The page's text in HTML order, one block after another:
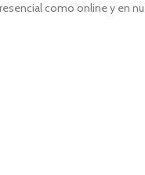
como online y en